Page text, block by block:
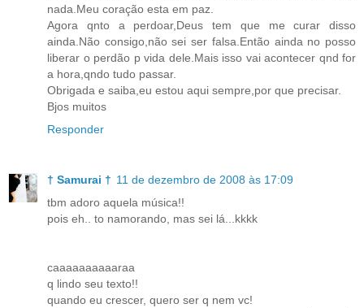
nada.Meu coração esta em paz.
Agora qnto a perdoar,Deus tem que me curar disso
ainda.Não consigo,não sei ser falsa.Então ainda no posso
liberar o perdão p vida dele.Mais isso vai acontecer qnd for
a hora,qndo tudo passar.
Obrigada e saiba,eu estou aqui sempre,por que precisar.
Bjos muitos
Responder
† Samurai † 11 de dezembro de 2008 às 17:09
tbm adoro aquela música!!
pois eh.. to namorando, mas sei lá...kkkk
caaaaaaaaaaraa
q lindo seu texto!!
quando eu crescer, quero ser q nem vc!